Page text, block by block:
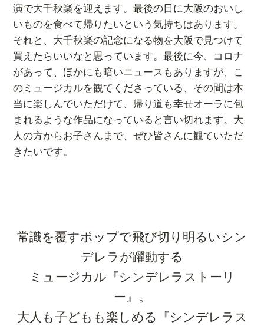
演で大千秋楽を迎えます。最後の日に大阪のおいし
いものを食べて帰りたいという気持ちはあります。
それと、大千秋楽の記念になる物を大阪で見つけて
買えたらいいなと思っています。最後に今、コロナ
があって、ほかにも暗いニュースもありますが、こ
のミュージカルを観てくださっている、その間は本
当に楽しんでいただけて、帰り道も幸せオーラに包
まれるような作品になっていると言い切れます。大
人の方からお子さんまで、ぜひ皆さんに観ていただ
きたいです。
常識を覆すポップで飛び切り明るいシン
デレラが躍動する
ミュージカル『シンデレラストーリ
ー』。
大人も子どもも楽しめる『シンデレラス